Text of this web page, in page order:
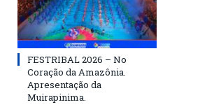
FESTRIBAL 2026 – No
Coração da Amazônia.
Apresentação da
Muirapinima.